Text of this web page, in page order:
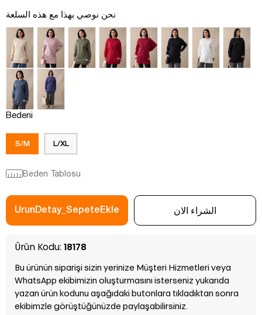
نحن نوصي بهذا مع هذه السلعة
Bedeni
S/M L/XL
Beden Tablosu
Ürün Kodu: 18178
Bu ürünün siparişi sizin yerinize Müşteri Hizmetleri veya
WhatsApp ekibimizin oluşturmasını isterseniz yukarıda
yazan ürün kodunu aşağıdaki butonlara tıkladıktan sonra
ekibimzle görüştüğünüzde paylaşabilirsiniz.